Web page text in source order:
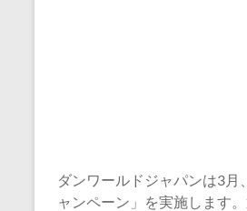
ダンワールドジャパンは3
ャンペーン」を実施します